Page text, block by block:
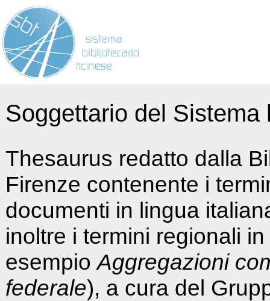
Soggettario del
Thesaurus redatto dalla
Firenze contenente i
documenti in lingua
inoltre i termini regionali
esempioAggregazioni
federale), a cura del